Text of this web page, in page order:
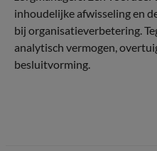
inhoudelijke afwisseling en
bij organisatieverbetering.
analytisch vermogen,
besluitvorming.